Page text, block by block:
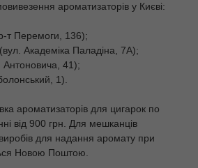
ароматизаторів у Києві:
т Перемоги, 136);
Академіка Паладіна, 7А);
Антоновича, 41);
1).
ароматизаторів для цигарок по
від 900 грн. Для мешканців
для надання аромату при
Новою Поштою.